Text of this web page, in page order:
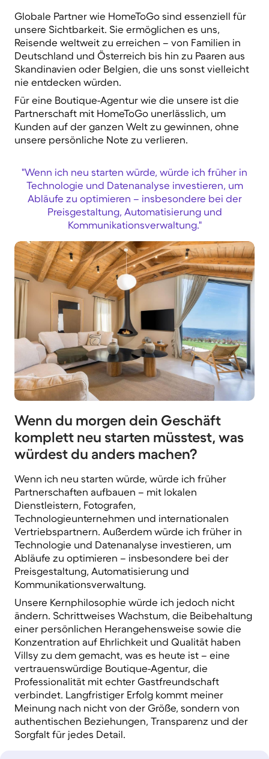
Globale Partner wie HomeToGo sind essenziell für
unsere Sichtbarkeit. Sie ermöglichen es uns,
Reisende weltweit zu erreichen – von Familien in
Deutschland und Österreich bis hin zu Paaren aus
Skandinavien oder Belgien, die uns sonst vielleicht
nie entdecken würden.
Für eine Boutique-Agentur wie die unsere ist die
Partnerschaft mit HomeToGo unerlässlich, um
Kunden auf der ganzen Welt zu gewinnen, ohne
unsere persönliche Note zu verlieren
"Wenn ich neu starten würde würde ich früher in
Technologie und Datenanalyse investieren, um
Abläufe zu optimieren – insbesondere bei der
Preisgestaltung, Automatisierung und
Kommunikationsverwaltung."
Wenn du morgen dein Geschäft
komplett neu starten müsstest, was
würdest du anders machen?
Wenn ich neu starten würde, würde ich früher
Partnerschaften aufbauen – mit lokalen
Dienstleistern, Fotografen,
Technologieunternehmen und internationalen
Vertriebspartnern. Außerdem würde ich früher in
Technologie und Datenanalyse investieren, um
Abläufe zu optimieren – insbesondere bei der
Preisgestaltung, Automatisierung und
Kommunikationsverwaltung.
Unsere Kernphilosophie würde ich jedoch nicht
ändern. Schrittweises Wachstum , die Beibehaltung
einer persönlichen Herangehensweise sowie die
Konzentration auf Ehrlichkeit und Qualität haben
Villsy zu dem gemacht, was es heute ist – eine
vertrauenswürdige Boutique-Agentur, die
Professionalität mit echter Gastfreundschaft
verbindet. Langfristiger Erfolg kommt meiner
Meinung nach nicht von der Größe, sondern von
authentischen Beziehungen, Transparenz und der
Sorgfalt für jedes Detail.